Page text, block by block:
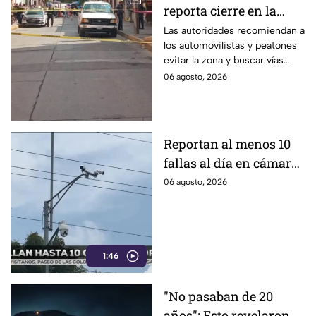
reporta cierre en la
calle 5 de Mayo en la
Zona Centro de León;
¿qué sucedió?
Las autoridades recomiendan a
los automovilistas y peatones
evitar la zona y buscar vías
alternas.
06 agosto, 2026
1:46
Reportan al menos 10
fallas al día en cámaras
de videovigilancia en
06 agosto, 2026
"No pasaban de 20